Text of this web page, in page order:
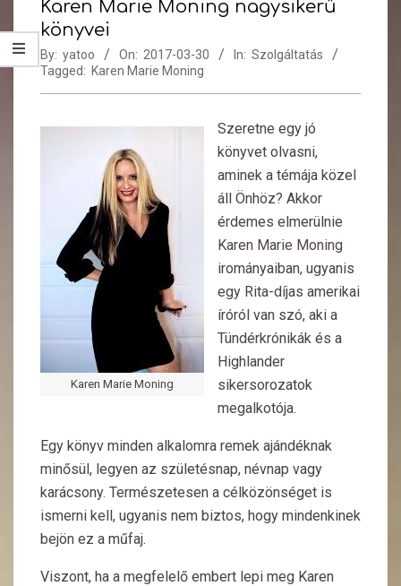
Karen Marie Moning nagysikerű
könyvei
By: yatoo On: 2017-03-30 In: Szolgáltatás
Tagged: Karen Marie Moning
Karen Marie Moning
Szeretne egy jó
könyvet olvasni,
aminek a témája közel
áll Önhöz? Akkor
érdemes elmerülnie
Karen Marie Moning
irományaiban, ugyanis
egy Rita-díjas amerikai
íróról van szó, aki a
Tündérkrónikák és a
Highlander
sikersorozatok
megalkotója.
Egy könyv minden alkalomra remek ajándéknak
minősül, legyen az születésnap, névnap vagy
karácsony. Természetesen a célközönséget is
ismerni kell, ugyanis nem biztos, hogy mindenkinek
bejön ez a műfaj.
Viszont, ha a megfelelő embert lepi meg Karen